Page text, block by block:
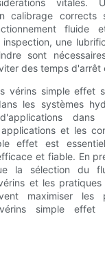
vitales.
calibrage corrects
fluide
inspection, une
sont
des temps d'arrêt
vérins simple effet
les systèmes
dans
et les
effet est
et fiable. En
la sélection du
et les
maximiser les
simple effet